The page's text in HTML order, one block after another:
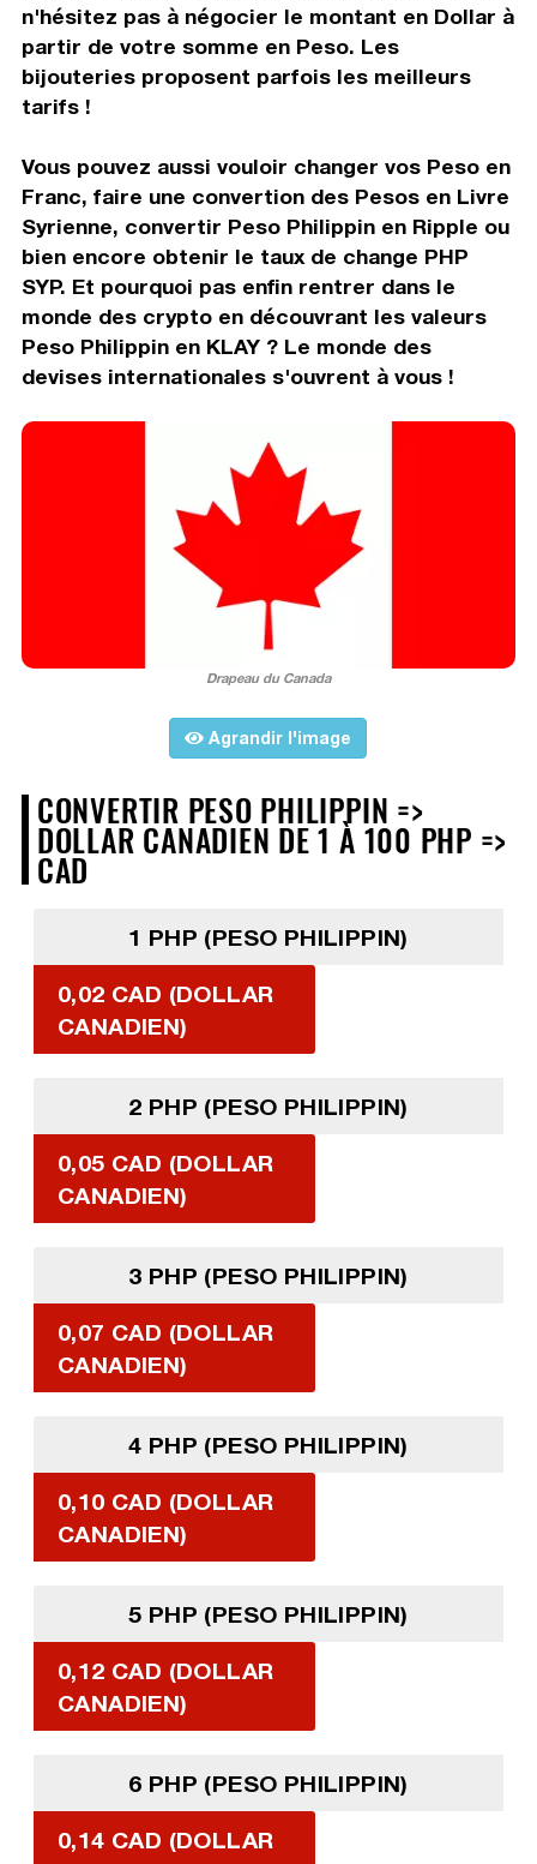
n'hésitez pas à négocier le montant en Dollar à
partir de votre somme en Peso. Les
bijouteries proposent parfois les meilleurs
tarifs !
Vous pouvez aussi vouloir changer vos Peso en
Franc, faire une convertion des Pesos en Livre
Syrienne, convertir Peso Philippin en Ripple ou
bien encore obtenir le taux de change PHP
SYP. Et pourquoi pas enfin rentrer dans le
monde des crypto en découvrant les valeurs
Peso Philippin en KLAY ? Le monde des
devises internationales s'ouvrent à vous !
Drapeau du Canada
Agrandir l'image
CONVERTIR PESO PHILIPPIN =>
DOLLAR CANADIEN DE 1 À 100 PHP =>
CAD
1 PHP (PESO PHILIPPIN)
0,02 CAD (DOLLAR
CANADIEN)
2 PHP (PESO PHILIPPIN)
0,05 CAD (DOLLAR
CANADIEN)
3 PHP (PESO PHILIPPIN)
0,07 CAD (DOLLAR
CANADIEN)
4 PHP (PESO PHILIPPIN)
0,10 CAD (DOLLAR
CANADIEN)
5 PHP (PESO PHILIPPIN)
0,12 CAD (DOLLAR
CANADIEN)
6 PHP (PESO PHILIPPIN)
0,14 CAD (DOLLAR